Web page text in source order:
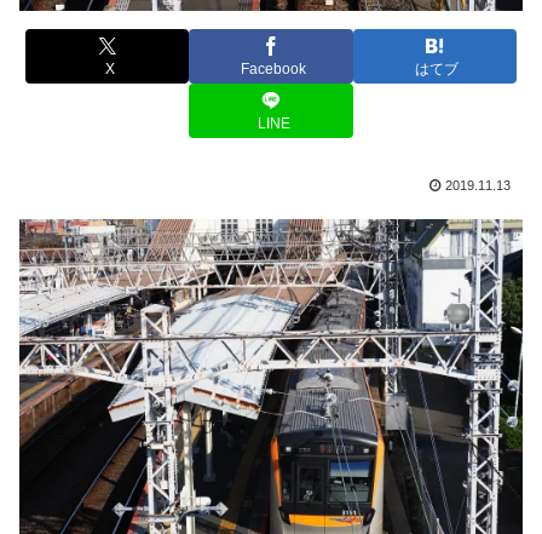
X Facebook はてブ
LINE
2019.11.13